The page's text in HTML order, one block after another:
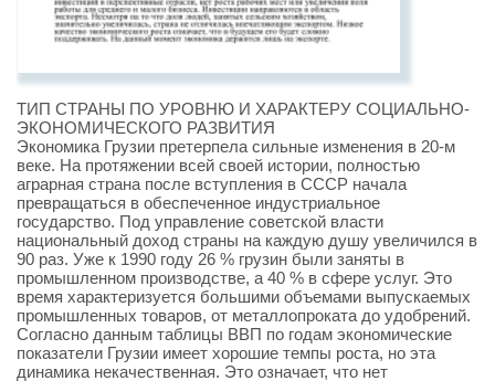
ТИП СТРАНЫ ПО УРОВНЮ И ХАРАКТЕРУ СОЦИАЛЬНО-
ЭКОНОМИЧЕСКОГО РАЗВИТИЯ
Экономика Грузии претерпела сильные изменения в 20-м
веке. На протяжении всей своей истории, полностью
аграрная страна после вступления в СССР начала
превращаться в обеспеченное индустриальное
государство. Под управление советской власти
национальный доход страны на каждую душу увеличился в
90 раз. Уже к 1990 году 26 % грузин были заняты в
промышленном производстве, а 40 % в сфере услуг. Это
время характеризуется большими объемами выпускаемых
промышленных товаров, от металлопроката до удобрений.
Согласно данным таблицы ВВП по годам экономические
показатели Грузии имеет хорошие темпы роста, но эта
динамика некачественная. Это означает, что нет